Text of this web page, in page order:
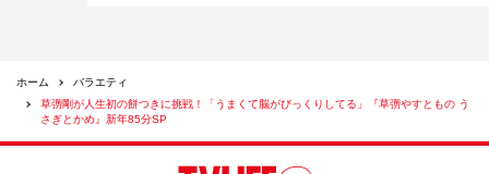
©読売テレビ
ホーム
バラエティ
草彅剛が人生初の餅つきに挑戦！「うまくて脳がびっくりしてる」『草彅やすともの う
さぎとかめ』新年85分SP